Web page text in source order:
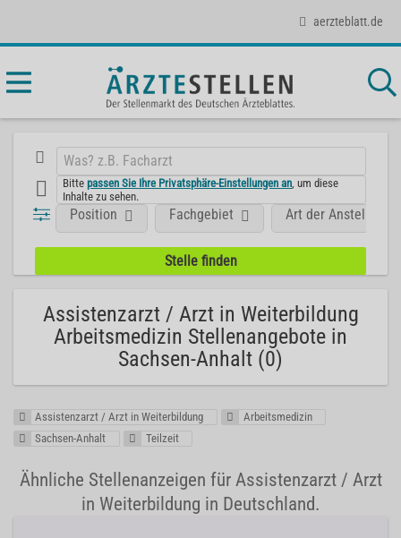
aerzteblatt.de
Bittepassen Sie Ihre Privatsphäre-Einstellungen an , um diese
Inhalte zu sehen.
Position Fachgebiet Art der Anstellung
Assistenzarzt / Arzt in Weiterbildung
Arbeitsmedizin Stellenangebote in
Sachsen-Anhalt (0)
Assistenzarzt / Arzt in Weiterbildung
Arbeitsmedizin
Sachsen-Anhalt
Teilzeit
Ähnliche Stellenanzeigen für Assistenzarzt / Arzt
in Weiterbildung in Deutschland.